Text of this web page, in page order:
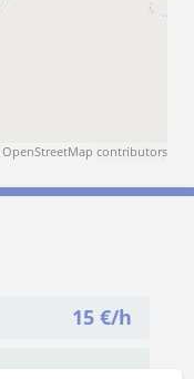
OpenStreetMap contributors
15 €/h